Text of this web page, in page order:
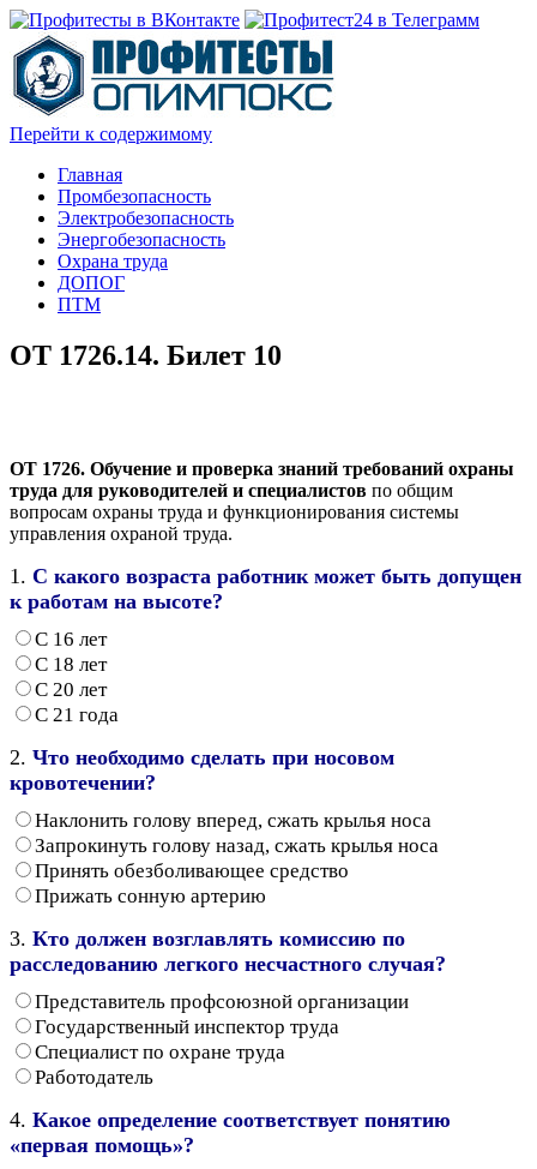
Перейти к содержимому
Главная
Промбезопасность
Электробезопасность
Энергобезопасность
Охрана труда
ДОПОГ
ПТМ
ОТ 1726.14. Билет 10
ОТ 1726. Обучение и проверка знаний требований охраны
труда для руководителей и специалистов по общим
вопросам охраны труда и функционирования системы
управления охраной труда.
1. С какого возраста работник может быть допущен
к работам на высоте?
С 16 лет
С 18 лет
С 20 лет
С 21 года
2. Что необходимо сделать при носовом
кровотечении?
Наклонить голову вперед, сжать крылья носа
Запрокинуть голову назад, сжать крылья носа
Принять обезболивающее средство
Прижать сонную артерию
3. Кто должен возглавлять комиссию по
расследованию легкого несчастного случая?
Представитель профсоюзной организации
Государственный инспектор труда
Специалист по охране труда
Работодатель
4. Какое определение соответствует понятию
«первая помощь»?